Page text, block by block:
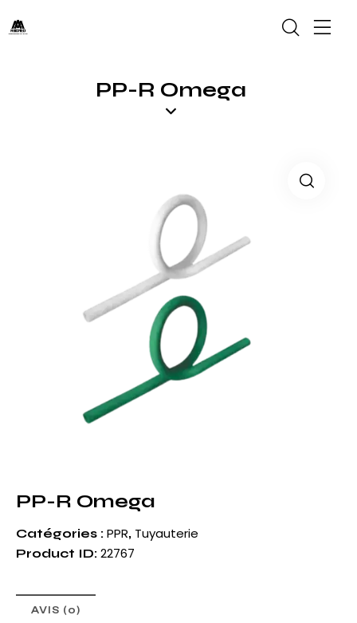
PP-R Omega
PP-R Omega
Catégories : PPR, Tuyauterie
Product ID: 22767
AVIS (0)